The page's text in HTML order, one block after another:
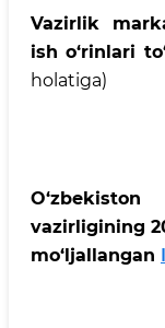
Vazirlik
ish o‘rinlari
holatiga)
vаzirligining
mo‘ljаllаngаn I